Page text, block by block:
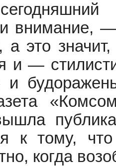
внимание,
а это
и —
и
к тому,
когда